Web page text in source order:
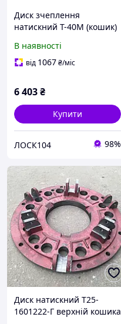
Диск зчеплення
натискний Т-40М (кошик)
В наявності
від 1067₴/міс
6 403₴
Купити
ЛОСК104 98%
Диск натискний Т25-
1601222-Г верхній кошика